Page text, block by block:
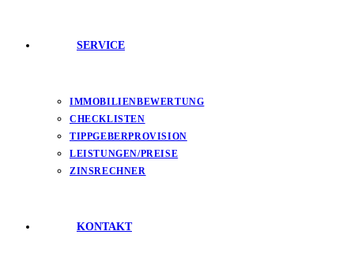
SERVICE
IMMOBILIENBEWERTUNG
CHECKLISTEN
TIPPGEBERPROVISION
LEISTUNGEN/PREISE
ZINSRECHNER
KONTAKT